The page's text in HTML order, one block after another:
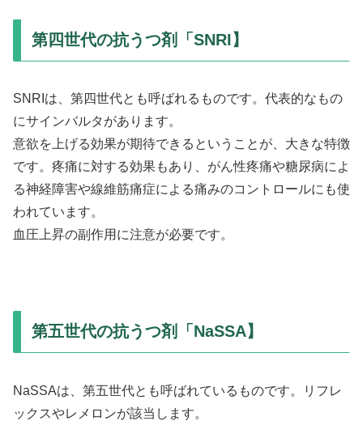
第四世代の抗うつ剤「SNRI】
SNRIは、第四世代とも呼ばれるものです。代表的なもの
にサインバルタがあります。
意欲を上げる効果が期待できるということが、大きな特徴
です。疼痛に対する効果もあり、がん性疼痛や糖尿病によ
る神経障害や線維筋痛症による痛みのコントロールにも使
われています。
血圧上昇の副作用に注意が必要です。
第五世代の抗うつ剤「NaSSA】
NaSSAは、第五世代とも呼ばれているものです。リフレ
ックスやレメロンが該当します。